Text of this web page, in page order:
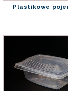
Plastikowe